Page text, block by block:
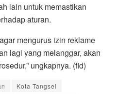
lain untuk memastikan
aturan.
mengurus izin reklame
lagi yang melanggar, akan
ungkapnya. (fid)
Kota Tangsel